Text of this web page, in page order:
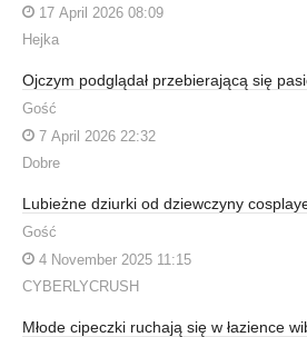
17 April 2026 08:09
Hejka
Ojczym podglądał przebierającą się
Gość
7 April 2026 22:32
Dobre
Lubieżne dziurki od dziewczyny
Gość
4 November 2025 11:15
CYBERLYCRUSH
Młode cipeczki ruchają się w łazience